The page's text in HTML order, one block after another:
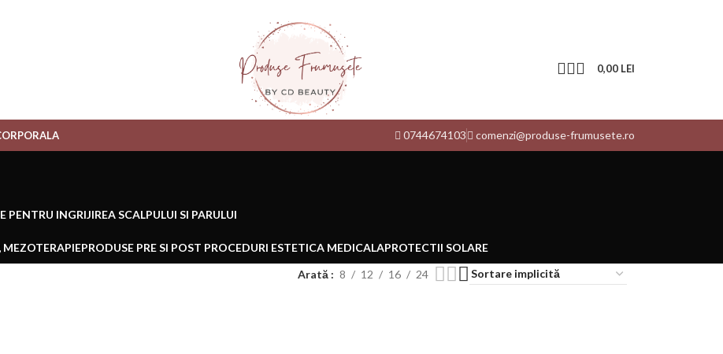
0,00 LEI
0744674103 comenzi@produse-frumusete.ro
PENTRU INGRIJIREA SCALPULUI SI PARULUI
MEZOTERAPIEPRODUSE PRE SI POST PROCEDURI ESTETICA MEDICALAPROTECTII SOLARE
Arată 8 12 16 24